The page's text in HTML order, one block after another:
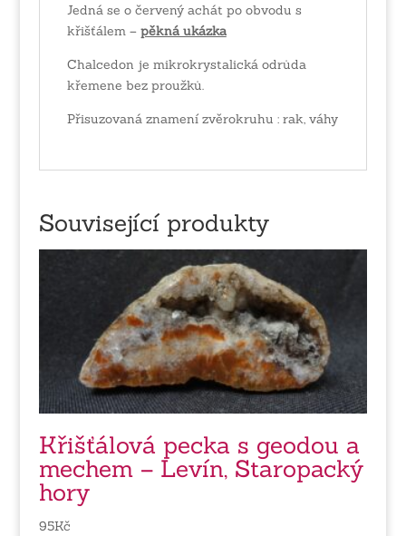
Jedná se o červený achát po obvodu s
křišťálem – pěkná ukázka
Chalcedon je mikrokrystalická odrůda
křemene bez proužků.
Přisuzovaná znamení zvěrokruhu : rak, váhy
Související produkty
Křišťálová pecka s geodou a
mechem – Levín, Staropacký
hory
95Kč